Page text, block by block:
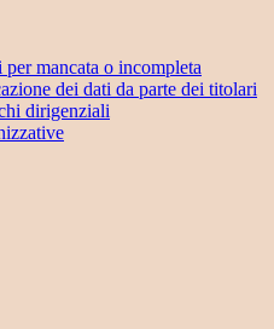
per mancata o incompleta
dei dati da parte dei titolari
dirigenziali